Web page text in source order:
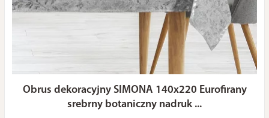
Obrus dekoracyjny SIMONA 140x220 Eurofirany
srebrny botaniczny nadruk ...